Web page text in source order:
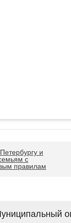
и
с
правилам